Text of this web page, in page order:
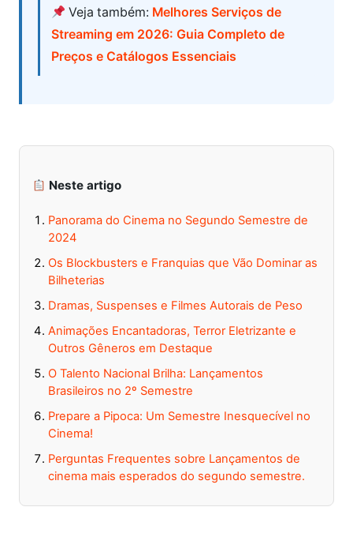
Veja também: Melhores Serviços de
Streaming em 2026: Guia Completo de
Preços e Catálogos Essenciais
Neste artigo
Panorama do Cinema no Segundo Semestre de
2024
Os Blockbusters e Franquias que Vão Dominar as
Bilheterias
Dramas, Suspenses e Filmes Autorais de Peso
Animações Encantadoras, Terror Eletrizante e
Outros Gêneros em Destaque
O Talento Nacional Brilha: Lançamentos
Brasileiros no 2º Semestre
Prepare a Pipoca: Um Semestre Inesquecível no
Cinema!
Perguntas Frequentes sobre Lançamentos de
cinema mais esperados do segundo semestre.